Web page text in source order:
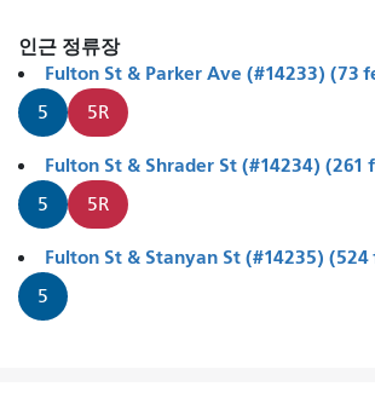
인근 정류장
Fulton St & Parker Ave (#14233) (73
5 5R
Fulton St & Shrader St (#14234) (261
5 5R
Fulton St & Stanyan St (#14235)
5